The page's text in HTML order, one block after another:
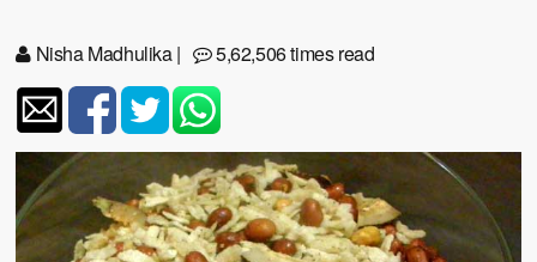
Nisha Madhulika| 5,62,506 times read